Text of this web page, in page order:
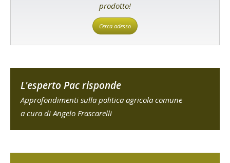
prodotto!
Cerca adesso
L'esperto Pac risponde
Approfondimenti sulla politica agricola comune
a cura di Angelo Frascarelli